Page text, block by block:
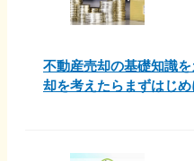
不動産売却の基礎知識
却を考えたらまずはじ